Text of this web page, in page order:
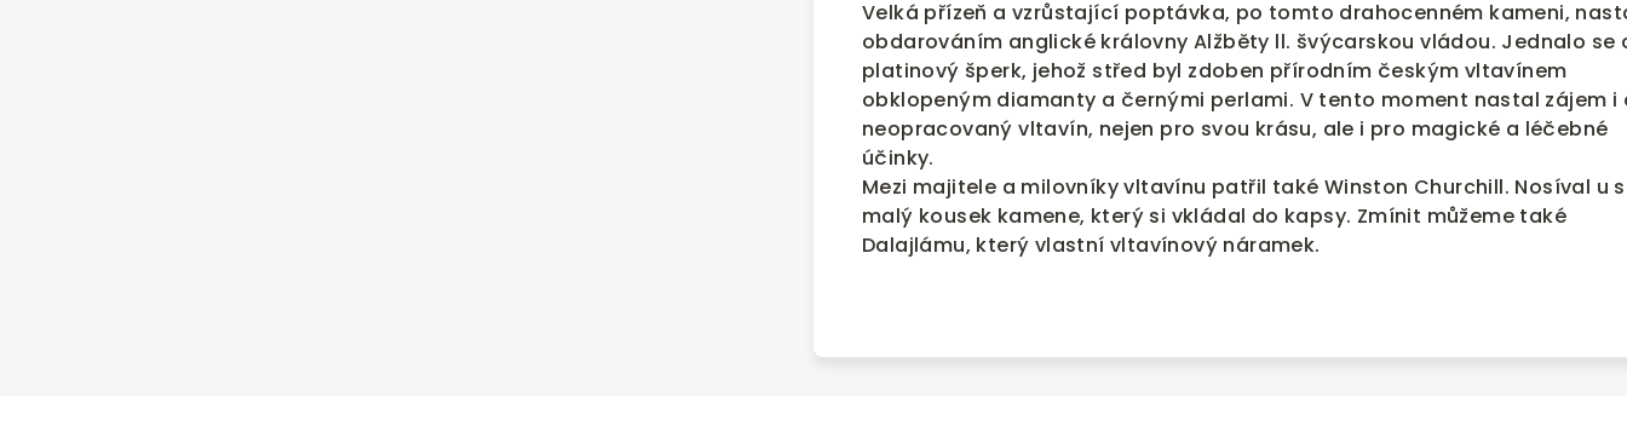
Velká přízeň a vzrůstající poptávka, po tomto drahocenném kameni,
obdarováním anglické královny Alžběty ll. švýcarskou vládou. Jednalo se
platinový šperk, jehož střed byl zdoben přírodním českým vltavínem
obklopeným diamanty a černými perlami. V tento moment nastal zájem i
neopracovaný vltavín, nejen pro svou krásu, ale i pro magické a léčebné
účinky.
Mezi majitele a milovníky vltavínu patřil také Winston Churchill. Nosíval u
malý kousek kamene, který si vkládal do kapsy. Zmínit můžeme také
Dalajlámu, který vlastní vltavínový náramek.